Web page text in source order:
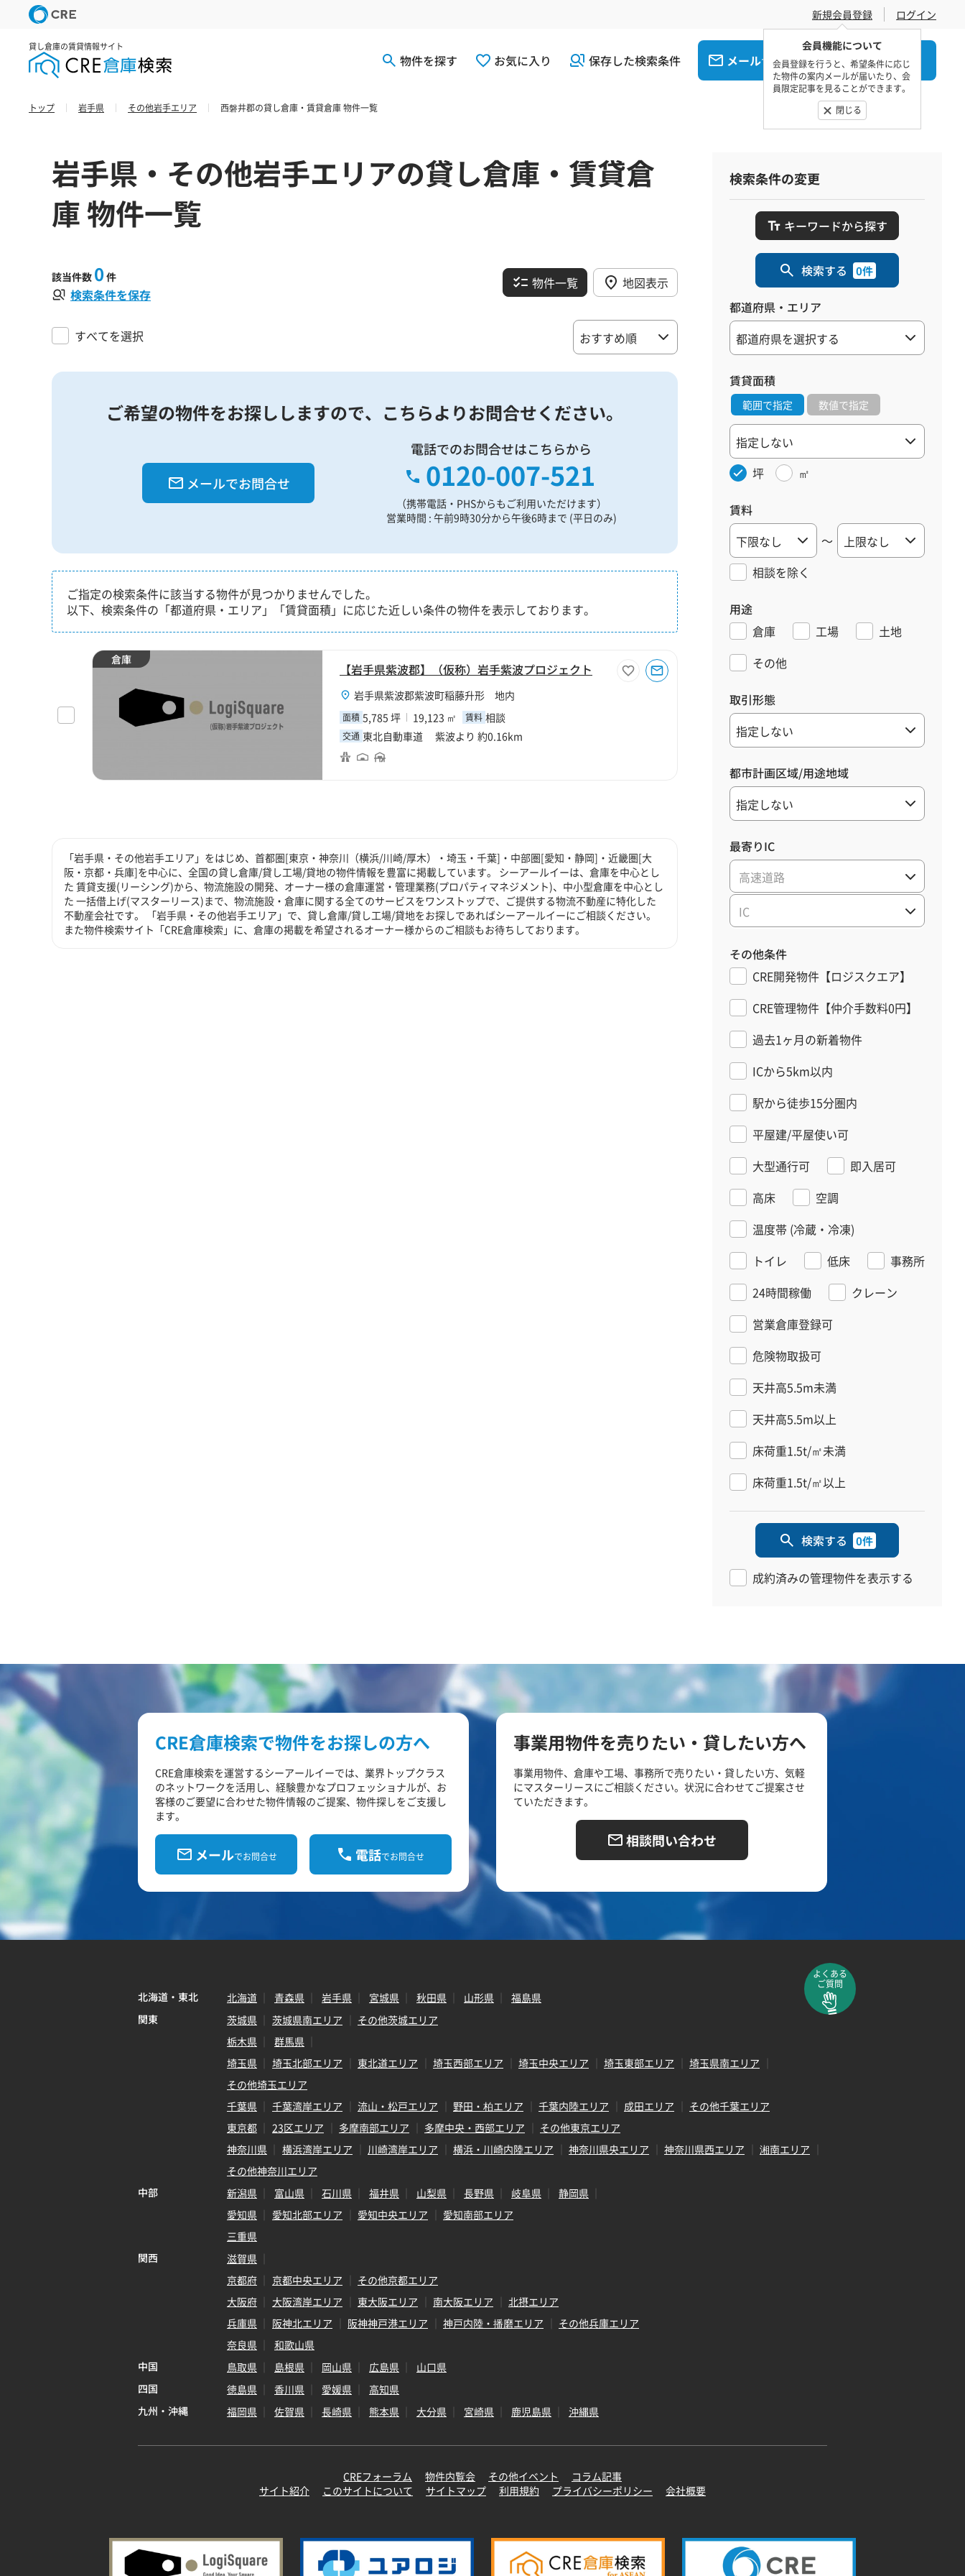
新規会員登録
会員機能について
会員登録を行うと、希望条件に応じ
た物件の案内メールが届いたり、会
員限定記事を見ることができます。
閉じる
ログイン
貸し倉庫の賃貸情報サイト
物件を探す お気に入り 保存した検索条件 メールでお問合せ 電話でお問合せ
トップ 岩手県 その他岩手エリア 西磐井郡の貸し倉庫・賃貸倉庫 物件一覧
岩手県・その他岩手エリアの貸し倉庫・賃貸倉
庫 物件一覧
該当件数 0 件
検索条件を保存
物件一覧 地図表示
すべてを選択
ご希望の物件をお探ししますので、 こちらよりお問合せください。
メールでお問合せ
電話でのお問合せはこちらから
0120-007-521
（携帯電話・PHSからもご利用いただけます）
営業時間 : 午前9時30分から午後6時まで (平日のみ)
ご指定の検索条件に該当する物件が見つかりませんでした。
以下、検索条件の「都道府県・エリア」「賃貸面積」に応じた近しい条件の物件を表示しております。
倉庫
【岩手県紫波郡】（仮称）岩手紫波プロジェクト
岩手県紫波郡紫波町稲藤升形 地内
面積 5,785 坪 19,123 ㎡ 賃料 相談
交通 東北自動車道 紫波より 約0.16km
「岩手県・その他岩手エリア」をはじめ、首都圏[東京・神奈川（横浜/川崎/厚木）・埼玉・千葉]・中部圏[愛知・静岡]・近畿圏[大
阪・京都・兵庫]を中心に、全国の貸し倉庫/貸し工場/貸地の物件情報を豊富に掲載しています。 シーアールイーは、倉庫を中心とし
た 賃貸支援(リーシング)から、物流施設の開発、オーナー様の倉庫運営・管理業務(プロパティマネジメント)、中小型倉庫を中心とし
た 一括借上げ(マスターリース)まで、物流施設・倉庫に関する全てのサービスをワンストップで、ご提供する物流不動産に特化した
不動産会社です。 「岩手県・その他岩手エリア」で、貸し倉庫/貸し工場/貸地をお探しであればシーアールイーにご相談ください。
また物件検索サイト「CRE倉庫検索」に、倉庫の掲載を希望されるオーナー様からのご相談もお待ちしております。
検索条件の変更
キーワードから探す
検索する 0件
都道府県・エリア
賃貸面積
範囲で指定 数値で指定
坪 ㎡
賃料
～
相談を除く
用途
倉庫
工場
土地
その他
取引形態
都市計画区域/用途地域
最寄りIC
高速道路
IC
その他条件
CRE開発物件【ロジスクエア】
CRE管理物件【仲介手数料0円】
過去1ヶ月の新着物件
ICから5km以内
駅から徒歩15分圏内
平屋建/平屋使い可
大型通行可
即入居可
高床
空調
温度帯 (冷蔵・冷凍)
トイレ
低床
事務所
24時間稼働
クレーン
営業倉庫登録可
危険物取扱可
天井高5.5m未満
天井高5.5m以上
床荷重1.5t/㎡未満
床荷重1.5t/㎡以上
検索する 0件
成約済みの管理物件を表示する
CRE倉庫検索で物件をお探しの方へ
CRE倉庫検索を運営するシーアールイーでは、業界トップクラス
のネットワークを活用し、経験豊かなプロフェッショナルが、お
客様のご要望に合わせた物件情報のご提案、物件探しをご支援し
ます。
メールでお問合せ 電話でお問合せ
事業用物件を売りたい・貸したい方へ
事業用物件、倉庫や工場、事務所で売りたい・貸したい方、気軽
にマスターリースにご相談ください。状況に合わせてご提案させ
ていただきます。
相談問い合わせ
よくある
ご質問
北海道・東北 北海道 青森県 岩手県 宮城県 秋田県 山形県
福島県
関東
茨城県 茨城県南エリア
その他茨城エリア
栃木県
群馬県
埼玉県
埼玉北部エリア 東北道エリア 埼玉西部エリア 埼玉中央エリア 埼玉東部エリア
埼玉県南エリア
その他埼玉エリア
千葉県
千葉湾岸エリア 流山・松戸エリア 野田・柏エリア 千葉内陸エリア 成田エリア
その他千葉エリア
東京都
23区エリア 多摩南部エリア 多摩中央・西部エリア
その他東京エリア
神奈川県
横浜湾岸エリア 川崎湾岸エリア 横浜・川崎内陸エリア 神奈川県央エリア 神奈川県西エリア
湘南エリア
その他神奈川エリア
中部
新潟県 富山県 石川県 福井県 山梨県 長野県 岐阜県
静岡県
愛知県
愛知北部エリア 愛知中央エリア
愛知南部エリア
三重県
関西
滋賀県
京都府
京都中央エリア
その他京都エリア
大阪府
大阪湾岸エリア 東大阪エリア 南大阪エリア
北摂エリア
兵庫県
阪神北エリア 阪神神戸港エリア 神戸内陸・播磨エリア
その他兵庫エリア
奈良県
和歌山県
中国
鳥取県 島根県 岡山県 広島県
山口県
四国
徳島県 香川県 愛媛県
高知県
九州・沖縄
福岡県 佐賀県 長崎県 熊本県 大分県 宮崎県 鹿児島県 沖縄県
CREフォーラム 物件内覧会 その他イベント
コラム記事
サイト紹介
このサイトについて サイトマップ 利用規約 プライバシーポリシー 会社概要